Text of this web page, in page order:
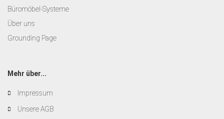
Büromöbel-Systeme
Über uns
Grounding Page
Mehr über...
Impressum
Unsere AGB